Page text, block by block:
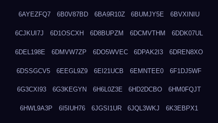
6AYEZFQ7 6B0V87BD 6BA9R10Z 6BUMJY5E 6BVXINIU
6CJKUI7J 6D1OSCXH 6D8BUPZM 6DCMVTHM 6DDK07UL
6DEL198E 6DMVW7ZP 6DO5WVEC 6DPAK2I3 6DREN8XO
6DSSGCV5 6EEGL9Z9 6EI21UCB 6EMNTEE0 6F1DJ5WF
6G3CXI93 6G3KEGYN 6H6L0Z3E 6HD2DCBO 6HM0FQJT
6HWL9A3P 6I5IUH76 6JGSI1UR 6JQL3WKJ 6K3EBPX1